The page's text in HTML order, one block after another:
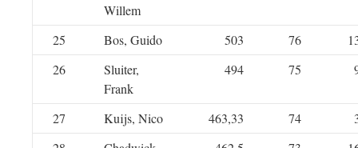
Willem
25 Bos, Guido 503 76
26
Sluiter,
Frank
494 75
27 Kuijs, Nico 463,33 74